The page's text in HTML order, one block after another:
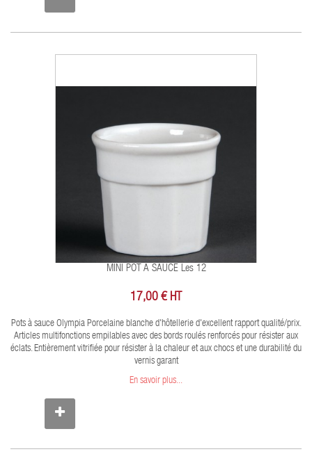
MINI POT A SAUCE Les 12
17,00 € HT
Pots à sauce Olympia Porcelaine blanche d'hôtellerie d'excellent rapport qualité/prix.
Articles multifonctions empilables avec des bords roulés renforcés pour résister aux
éclats. Entièrement vitrifiée pour résister à la chaleur et aux chocs et une durabilité du
vernis garant
En savoir plus...